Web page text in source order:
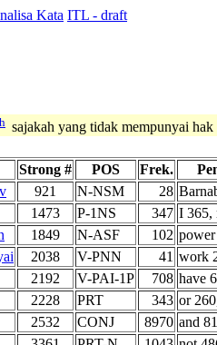
Kata ITL - draft
h sajakah yang tidak mempunyai
Strong # POS Frek.
921 N-NSM 28
1473 P-1NS 347 I 365,
1849 N-ASF 102
2038 V-PNN 41 work
2192 V-PAI-1P 708 have
2228 PRT 343 or
2532 CONJ 8970 and